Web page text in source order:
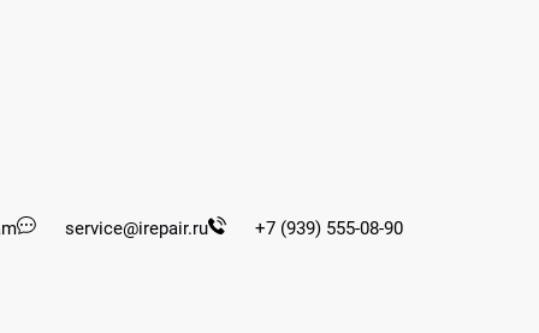
service@irepair.ru +7 (939) 555-08-90